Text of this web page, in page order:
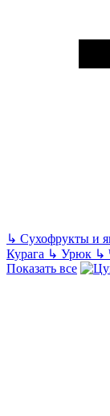
↳ Сухофрукты и
Курага ↳ Урюк ↳
Показать все